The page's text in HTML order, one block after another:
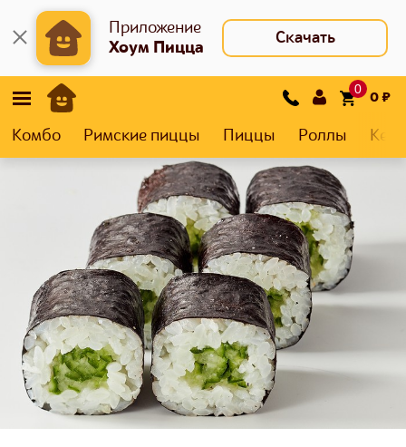
Приложение
Хоум Пицца
Скачать
0
0₽
Комбо Римские пиццы Пиццы Роллы